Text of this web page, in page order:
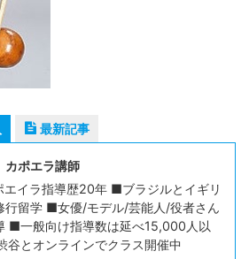
最新記事
ポエラ講師
イラ指導歴20年 ■ブラジルとイギリ
行留学 ■女優/モデル/芸能人/役者さん
■一般向け指導数は延べ15,000人以
谷とオンラインでクラス開催中